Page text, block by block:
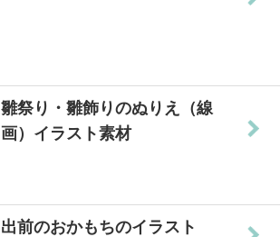
雛祭り・雛飾りのぬりえ（線
画）イラスト素材
出前のおかもちのイラスト